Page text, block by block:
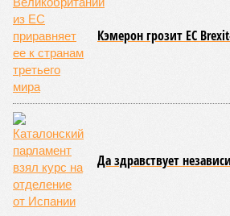
Кэмерон грозит ЕС
Да здравствует